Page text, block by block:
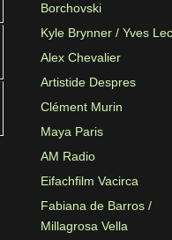
Borchovski
Kyle Brynner / Yves
Alex Chevalier
Artistide Despres
Clément Murin
Maya Paris
AM Radio
Eifachfilm Vacirca
Fabiana de Barros /
Millagrosa Vella